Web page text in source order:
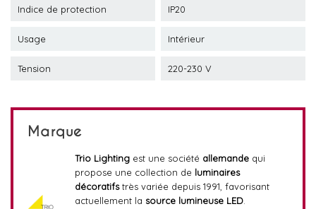
Indice de protection IP20
Usage Intérieur
Tension 220-230 V
Marque
Trio Lighting est une société allemandequi
propose une collection de luminaires
décoratifstrès variée depuis 1991, favorisant
actuellement la source lumineuse LED.